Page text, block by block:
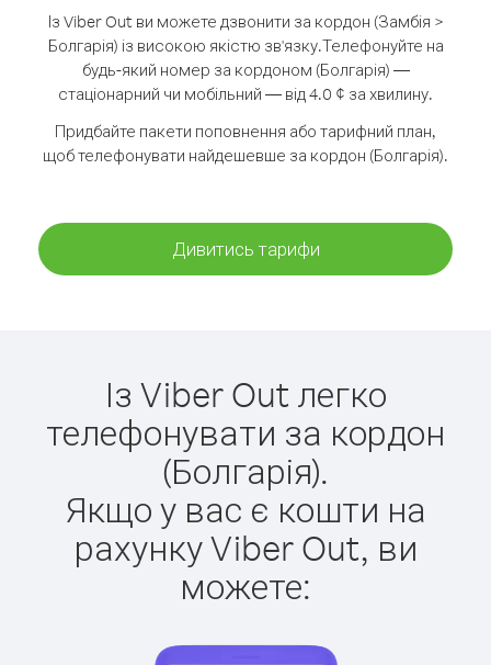
Із Viber Out ви можете дзвонити за кордон (Замбія >
Болгарія) із високою якістю зв'язку.Телефонуйте на
будь-який номер за кордоном (Болгарія) —
стаціонарний чи мобільний — від 4.0 ¢ за хвилину.
Придбайте пакети поповнення або тарифний план,
щоб телефонувати найдешевше за кордон (Болгарія).
Дивитись тарифи
Із Viber Out легко
телефонувати за кордон
(Болгарія).
Якщо у вас є кошти на
рахунку Viber Out, ви
можете: